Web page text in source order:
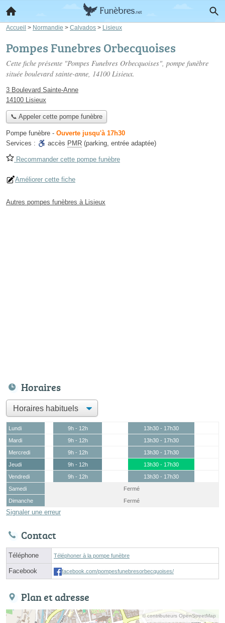
Accueil > Normandie > Calvados > Lisieux
Pompes Funebres Orbecquoises
Cette fiche présente "Pompes Funebres Orbecquoises", pompe funèbre
située boulevard sainte-anne, 14100 Lisieux.
3 Boulevard Sainte-Anne
14100 Lisieux
📞 Appeler cette pompe funèbre
Pompe funèbre - Ouverte jusqu'à 17h30
Services :
accès PMR (parking, entrée adaptée)
Recommander cette pompe funèbre
Améliorer cette fiche
Autres pompes funèbres à Lisieux
Horaires
Lundi 9h - 12h
13h30 - 17h30
Mardi
9h - 12h
13h30 - 17h30
Mercredi
9h - 12h
13h30 - 17h30
Jeudi
9h - 12h
13h30 - 17h30
Vendredi
9h - 12h
13h30 - 17h30
Samedi
Fermé
Dimanche
Fermé
Signaler une erreur
Contact
Téléphone Téléphoner à la pompe funèbre
Facebook facebook.com/pompesfunebresorbecquoises/
Plan et adresse
© contributeurs OpenStreetMap